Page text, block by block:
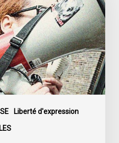
Liberté d'expression